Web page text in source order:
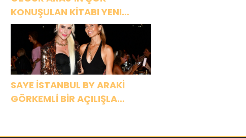
KONUŞULAN KİTABI YENI
BASKISINI TITANIC LUXURY
COLLECTION BODRUM’DA
KUTLADI
SAYE İSTANBUL BY ARAKİ
GÖRKEMLİ BİR AÇILIŞLA